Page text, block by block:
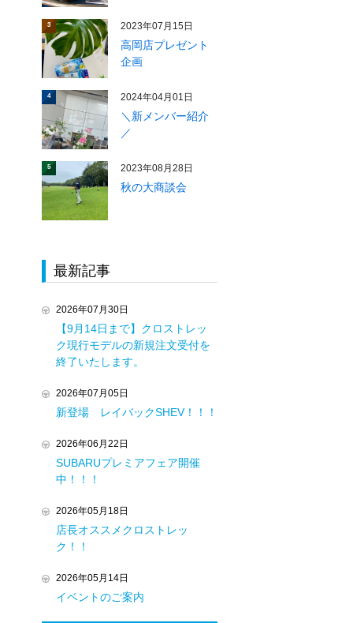
3 2023年07月15日
高岡店プレゼント
企画
4 2024年04月01日
＼新メンバー紹介
／
5 2023年08月28日
秋の大商談会
最新記事
2026年07月30日
【9月14日まで】クロストレッ
ク現行モデルの新規注文受付を
終了いたします。
2026年07月05日
新登場 レイバックSHEV！！！
2026年06月22日
SUBARUプレミアフェア開催
中！！！
2026年05月18日
店長オススメクロストレッ
ク！！
2026年05月14日
イベントのご案内